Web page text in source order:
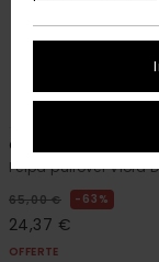
Cornell 3.0
Felpa pullover Viola
65,00 € 63%
24,37 €
OFFERTE